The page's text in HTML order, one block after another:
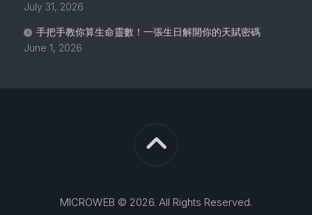
July 31, 2026
手把手教你算生命靈數！一張生日解開你的天賦密碼
June 1, 2026
MICROWEB © 2026. All Rights Reserved.